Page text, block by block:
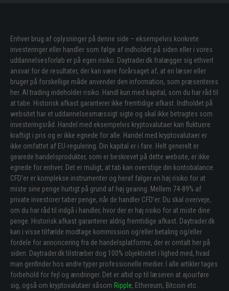
Enhver brug af oplysninger på denne side – eksempelvis konkrete
investeringer eller handler som følge af indholdet på siden eller i vores
uddannelsesforløb er på egen risiko. Daytrader.dk fralægger sig ethvert
ansvar for de resultater, der kan være forårsaget af, at en læser eller
bruger på forskellige måde anvender den information, som præsenteres
her. Al trading indeholder risiko. Handl kun med kapital, som du har råd til
at tabe. Historisk afkast garanterer ikke fremtidige afkast. Indholdet på
websitet har et uddannelsesmæssigt sigte og skal ikke betragtes som
investeringsråd. Handel med eksempelvis kryptovalutaer kan fluktuere
kraftigt i pris og er ikke egnede for alle. Handel med kryptovalutaer er
ikke omfattet af EU-regulering. Din kapital er i fare. Helt generelt er
gearede handelsprodukter, som er beskrevet på dette website, er ikke
egnede for enhver. Det er muligt, at tab kan overstige din kontobalance.
CFD’er er komplekse instrumenter og heraf følger en høj risiko for at
miste sine penge hurtigt på grund af høj gearing. Mellem 74-89% af
private investorer taber penge, når de handler CFD’er. Du skal overveje,
om du har råd til indgå i handler, hvor der er høj risiko for at miste dine
penge. Historisk afkast garanterer aldrig fremtidige afkast. Daytrader.dk
kan i visse tilfælde modtage kommission og/eller betaling og/eller
fordele for annoncering fra de handelsplatforme, der er omtalt her på
siden. Daytrader.dk tilstræber dog 100% objektivitet i lighed med, hvad
man genfinder hos andre typer professionelle medier. I alle artikler tages
forbehold for fejl og ændringer. Det er altid op til læseren at ajourføre
sig, også om kryptovalutaer såsom Ripple, Ethereum, Bitcoin etc.